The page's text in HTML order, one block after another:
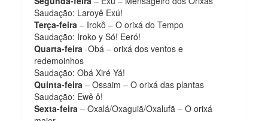
Saudação: Laroyê Exú!
Terça-feira – Irokô – O orixá do Tempo
Saudação: Iroko y Só! Eeró!
Quarta-feira -Obá – orixá dos ventos e
redemoinhos
Saudação: Obá Xiré Yá!
Quinta-feira – Ossaim – O orixá das plantas
Saudação: Ewê ô!
Sexta-feira – Oxalá/Oxaguiã/Oxalufã – O orixá